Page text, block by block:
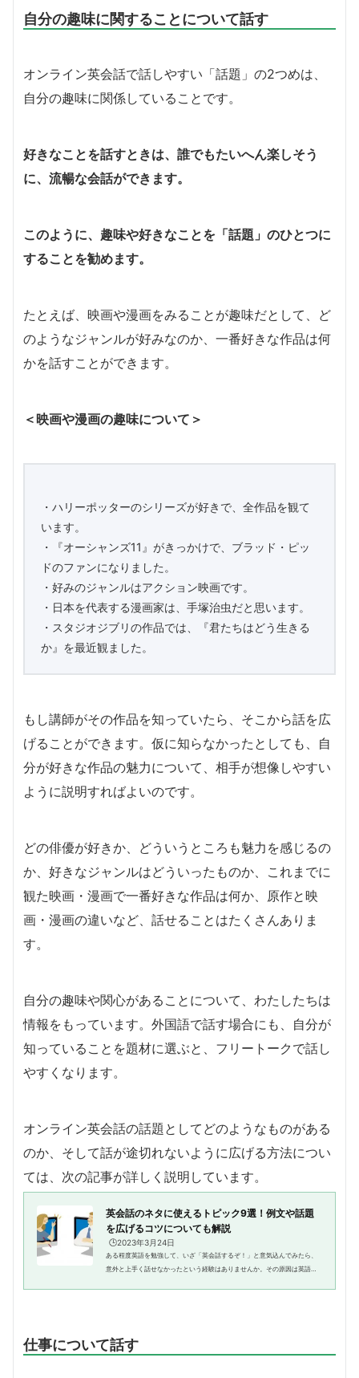
自分の趣味に関することについて話す
オンライン英会話で話しやすい「話題」の2つめは、
自分の趣味に関係していること です。
好きなことを話すときは、誰でもたいへん楽しそう
に、流暢な会話ができます。
このように、趣味や好きなことを「話題」のひとつに
することを勧めます。
たとえば、映画や漫画をみることが趣味だとして、ど
のようなジャンルが好みなのか、一番好きな作品は何
かを話すことができます。
＜映画や漫画の趣味について＞
・ハリーポッターのシリーズが好きで、全作品を観て
います。
・『オーシャンズ11』がきっかけで、ブラッド・ピッ
ドのファンになりました。
・好みのジャンルはアクション映画です。
・日本を代表する漫画家は、手塚治虫だと思います。
・スタジオジブリの作品では、『君たちはどう生きる
か』を最近観ました。
もし講師がその作品を知っていたら、そこから話を広
げることができます。仮に知らなかったとしても、自
分が好きな作品の魅力について、相手が想像しやすい
ように説明すればよいのです。
どの俳優が好きか、どういうところも魅力を感じるの
か、好きなジャンルはどういったものか、これまでに
観た映画・漫画で一番好きな作品は何か、原作と映
画・漫画の違いなど、話せることはたくさんありま
す。
自分の趣味や関心があることについて、わたしたちは
情報をもっています。外国語で話す場合にも、自分が
知っていることを題材に選ぶと、フリートークで話し
やすくなります。
オンライン英会話の話題としてどのようなものがある
のか、そして話が途切れないように広げる方法につい
ては、次の記事が詳しく説明しています。
英会話のネタに使えるトピック9選！例文や話題
を広げるコツについても解説
🕒️2023年3月24日
ある程度英語を勉強して、いざ「英会話するぞ！」と意気込んでみたら、
意外と上手く話せなかったという経験はありませんか。その原因は英語力
仕事について話す